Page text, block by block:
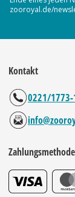
zooroyal.de/
Kontakt
0221/1773-